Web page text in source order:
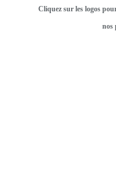
Cliquez sur les logos
nos